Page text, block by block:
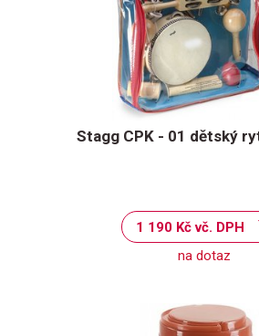
Stagg CPK - 01 dětský
1 190 Kč vč. DPH
na dotaz